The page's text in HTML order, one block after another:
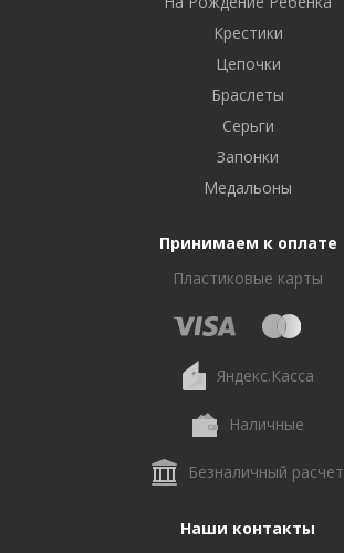
Крестики
Цепочки
Браслеты
Серьги
Запонки
Медальоны
Принимаем к оплате
Пластиковые карты
Яндекс.Касса
Наличные
Безналичный расчет
Наши контакты